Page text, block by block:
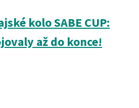
kolo SABE CUP:
až do konce!